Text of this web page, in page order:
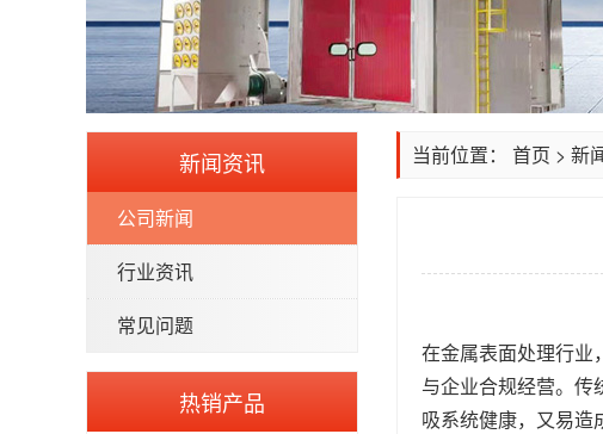
新闻资讯
公司新闻
行业资讯
常见问题
热销产品
当前位置： 首页 > 新
在金属表面处理行业
与企业合规经营。
吸系统健康，又易